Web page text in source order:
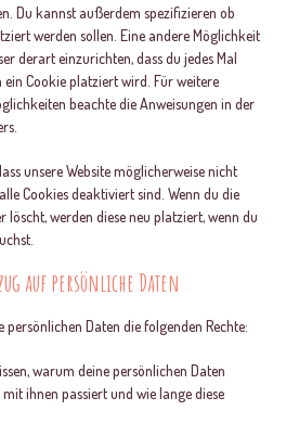
Du kannst außerdem spezifizieren ob
werden sollen. Eine andere Möglichkeit
derart einzurichten, dass du jedes Mal
Cookie platziert wird. Für weitere
beachte die Anweisungen in der
unsere Website möglicherweise nicht
Cookies deaktiviert sind. Wenn du die
löscht, werden diese neu platziert, wenn du
auf persönliche Daten
persönlichen Daten die folgenden Rechte:
warum deine persönlichen Daten
ihnen passiert und wie lange diese